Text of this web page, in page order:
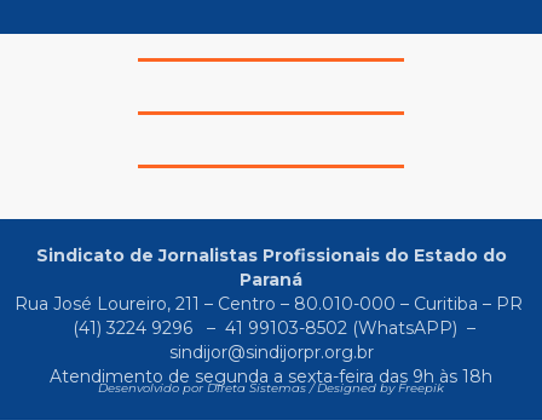
Sindicato de Jornalistas Profissionais do Estado do
Paraná
Rua José Loureiro, 211 – Centro – 80.010-000 – Curitiba – PR
(41) 3224 9296
– 41 99103-8502(WhatsAPP) –
sindijor@sindijorpr.org.br
Atendimento de segunda a sexta-feira das 9h às 18h
Desenvolvido por Direta Sistemas /Designed by Freepik